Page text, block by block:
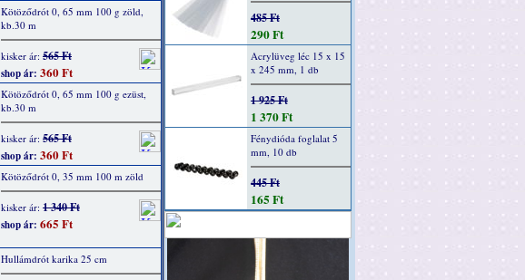
Kötöződrót 0, 65 mm 100 g zöld,
kb.30 m
kisker ár: 565 Ft
shop ár: 360 Ft
Kötöződrót 0, 65 mm 100 g ezüst,
kb.30 m
kisker ár: 565 Ft
shop ár: 360 Ft
Kötöződrót 0, 35 mm 100 m zöld
kisker ár: 1 340 Ft
shop ár: 665 Ft
Hullámdrót karika 25 cm
485 Ft
290 Ft
Acrylüveg léc 15 x 15
x 245 mm, 1 db
1 925 Ft
1 370 Ft
Fénydióda foglalat 5
mm, 10 db
445 Ft
165 Ft